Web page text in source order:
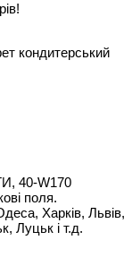
кондитерський
40-W170
поля.
Харків, Львів,
Луцьк і т.д.